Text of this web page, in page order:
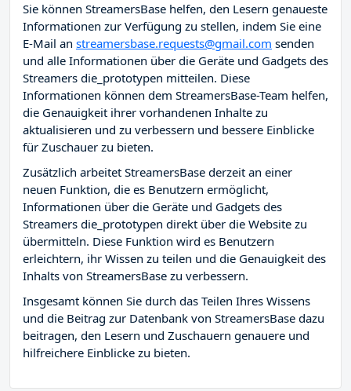
Sie können StreamersBase helfen, den Lesern genaueste
Informationen zur Verfügung zu stellen, indem Sie eine
E-Mail an streamersbase.requests@gmail.com senden
und alle Informationen über die Geräte und Gadgets des
Streamers die_prototypen mitteilen. Diese
Informationen können dem StreamersBase-Team helfen,
die Genauigkeit ihrer vorhandenen Inhalte zu
aktualisieren und zu verbessern und bessere Einblicke
für Zuschauer zu bieten.
Zusätzlich arbeitet StreamersBase derzeit an einer
neuen Funktion, die es Benutzern ermöglicht,
Informationen über die Geräte und Gadgets des
Streamers die_prototypen direkt über die Website zu
übermitteln. Diese Funktion wird es Benutzern
erleichtern, ihr Wissen zu teilen und die Genauigkeit des
Inhalts von StreamersBase zu verbessern.
Insgesamt können Sie durch das Teilen Ihres Wissens
und die Beitrag zur Datenbank von StreamersBase dazu
beitragen, den Lesern und Zuschauern genauere und
hilfreichere Einblicke zu bieten.